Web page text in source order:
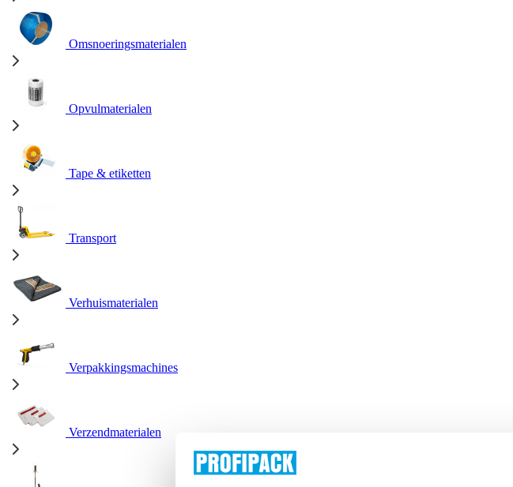
Omsnoeringsmaterialen
Opvulmaterialen
Tape & etiketten
Transport
Verhuismaterialen
Verpakkingsmachines
Verzendmaterialen